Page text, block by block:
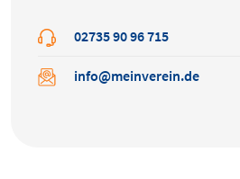
02735 90 96 715
info@meinverein.de